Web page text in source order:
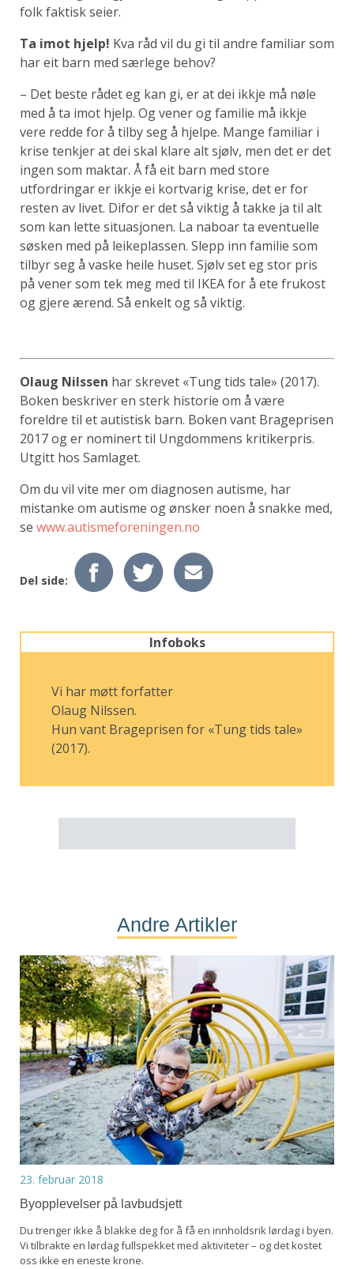
folk faktisk seier.
Ta imot hjelp! Kva råd vil du gi til andre familiar som
har eit barn med særlege behov?
– Det beste rådet eg kan gi, er at dei ikkje må nøle
med å ta imot hjelp. Og vener og familie må ikkje
vere redde for å tilby seg å hjelpe. Mange familiar i
krise tenkjer at dei skal klare alt sjølv, men det er det
ingen som maktar. Å få eit barn med store
utfordringar er ikkje ei kortvarig krise, det er for
resten av livet. Difor er det så viktig å takke ja til alt
som kan lette situasjonen. La naboar ta eventuelle
søsken med på leikeplassen. Slepp inn familie som
tilbyr seg å vaske heile huset. Sjølv set eg stor pris
på vener som tek meg med til IKEA for å ete frukost
og gjere ærend. Så enkelt og så viktig.
Olaug Nilssen har skrevet «Tung tids tale» (2017).
Boken beskriver en sterk historie om å være
foreldre til et autistisk barn. Boken vant Brageprisen
2017 og er nominert til Ungdommens kritikerpris.
Utgitt hos Samlaget.
Om du vil vite mer om diagnosen autisme, har
mistanke om autisme og ønsker noen å snakke med,
se www.autismeforeningen.no
Del side:
Infoboks
Vi har møtt forfatter
Olaug Nilssen.
Hun vant Brageprisen for «Tung tids tale»
(2017).
Andre Artikler
23. februar 2018
Byopplevelser på lavbudsjett
Du trenger ikke å blakke deg for å få en innholdsrik lørdag i byen.
Vi tilbrakte en lørdag fullspekket med aktiviteter – og det kostet
oss ikke en eneste krone.